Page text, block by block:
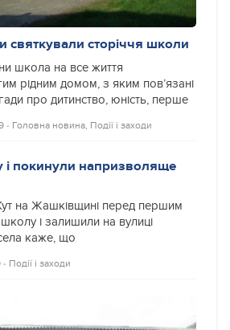
святкували сторіччя школи
школа на все життя
рідним домом, з яким пов’язані
про дитинство, юність, перше
‐ Головна новина, Події і заходи
покинули напризволяще
на Жашківщині перед першим
і залишили на вулиці
каже, що
‐ Події і заходи